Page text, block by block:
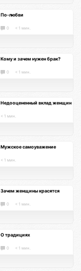
По-любви
0 < 1 мин.
Кому и зачем нужен брак?
0 < 1 мин.
Недооцененный вклад женщин
< 1 мин.
Мужское самоуважение
< 1 мин.
Зачем женщины красятся
0 < 1 мин.
О традициях
0 < 1 мин.